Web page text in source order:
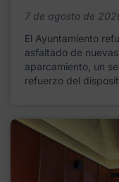
7 de agosto de
El Ayuntamiento
asfaltado de
aparcamiento, un
refuerzo del